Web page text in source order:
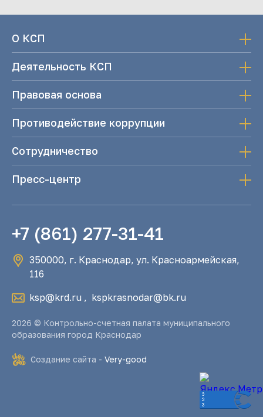
О КСП
Деятельность КСП
Правовая основа
Противодействие коррупции
Сотрудничество
Пресс-центр
+7 (861) 277-31-41
350000, г. Краснодар, ул. Красноармейская,
116
ksp@krd.ru , kspkrasnodar@bk.ru
2026 © Контрольно-счетная палата муниципального
образования город Краснодар
Создание сайта - Very-good